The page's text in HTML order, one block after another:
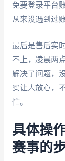
免要登录平台
从来没遇到过
最后是售后实
不上，凌晨两
解决了问题，
实让人放心，
忙。
具体操
赛事的